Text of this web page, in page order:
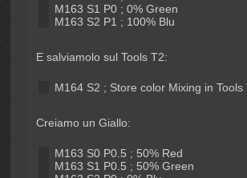
M163 S1 P0 ; 0% Green
M163 S2 P1 ; 100% Blu
E salviamolo sul Tools T2:
M164 S2 ; Store color Mixing in Tools
Creiamo un Giallo:
M163 S0 P0.5 ; 50% Red
M163 S1 P0.5 ; 50% Green